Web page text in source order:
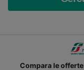
Compara le